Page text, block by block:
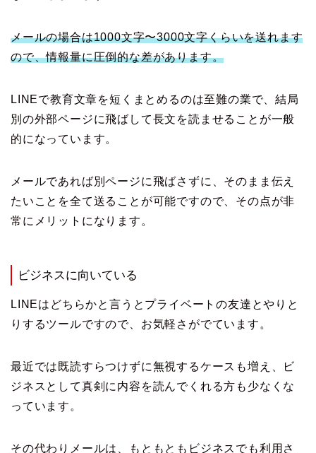
メールの場合は1000文字〜3000文字くらいを送れます
ので、情報量に圧倒的な差があります。
LINEで教育文章を短くまとめるのは至難の業で、結局
別の外部ページに飛ばして長文を読ませることが一般
的になっています。
メールであれば別ページに飛ばさずに、そのまま伝え
たいことを全て送ることが可能ですので、その点が非
常にメリットになります。
ビジネスに向いている
LINEはどちらかと言うとプライベートの友達とやりと
りするツールですので、お気軽さがでています。
最近では既読すらつけずに無視するケースも増え、ビ
ジネスとして真剣に内容を読んでくれる方も少なくな
っています。
その代わりメールは、もともともビジネスでも利用さ